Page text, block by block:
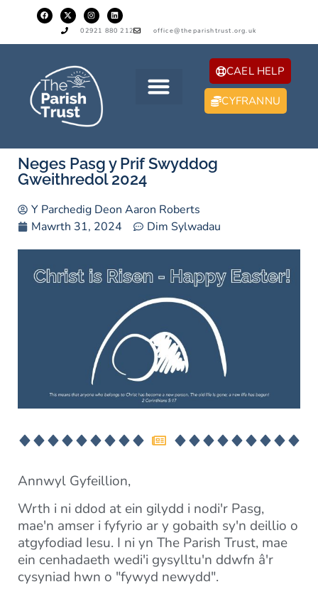
02921 880 212 office@theparishtrust.org.uk
CAEL HELP
CYFRANNU
Neges Pasg y Prif Swyddog
Gweithredol 2024
Y Parchedig Deon Aaron Roberts
Mawrth 31, 2024
Dim Sylwadau
Annwyl Gyfeillion,
Wrth i ni ddod at ein gilydd i nodi'r Pasg,
mae'n amser i fyfyrio ar y gobaith sy'n deillio o
atgyfodiad Iesu. I ni yn The Parish Trust, mae
ein cenhadaeth wedi'i gysylltu'n ddwfn â'r
cysyniad hwn o "fywyd newydd".